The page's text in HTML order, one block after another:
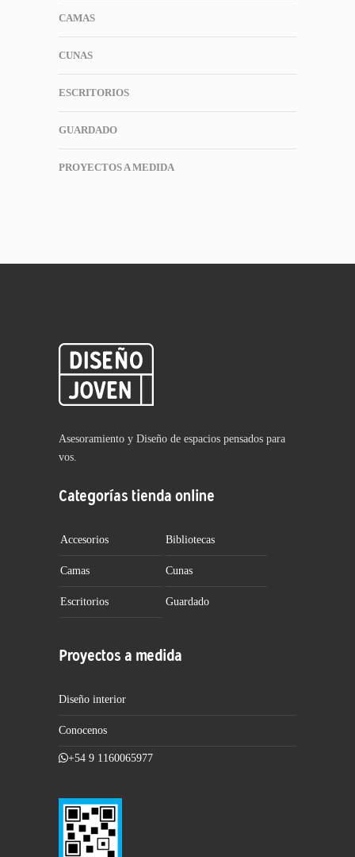
CAMAS
CUNAS
ESCRITORIOS
GUARDADO
PROYECTOS A MEDIDA
Asesoramiento y Diseño de espacios pensados para
vos.
Categorías tienda online
Accesorios Bibliotecas
Camas Cunas
Escritorios Guardado
Proyectos a medida
Diseño interior
Conocenos
+54 9 1160065977